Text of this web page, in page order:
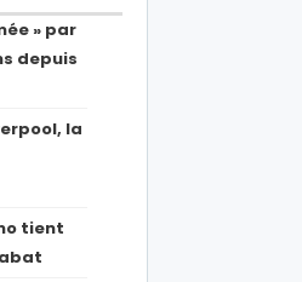
» par
depuis
la
tient